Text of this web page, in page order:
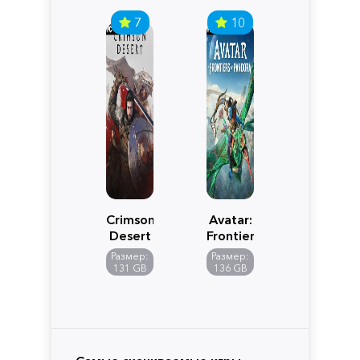
7
Crimson
Desert
Размер:
131 GB
10
Avatar:
Frontiers
of
Pandora
Размер:
136 GB